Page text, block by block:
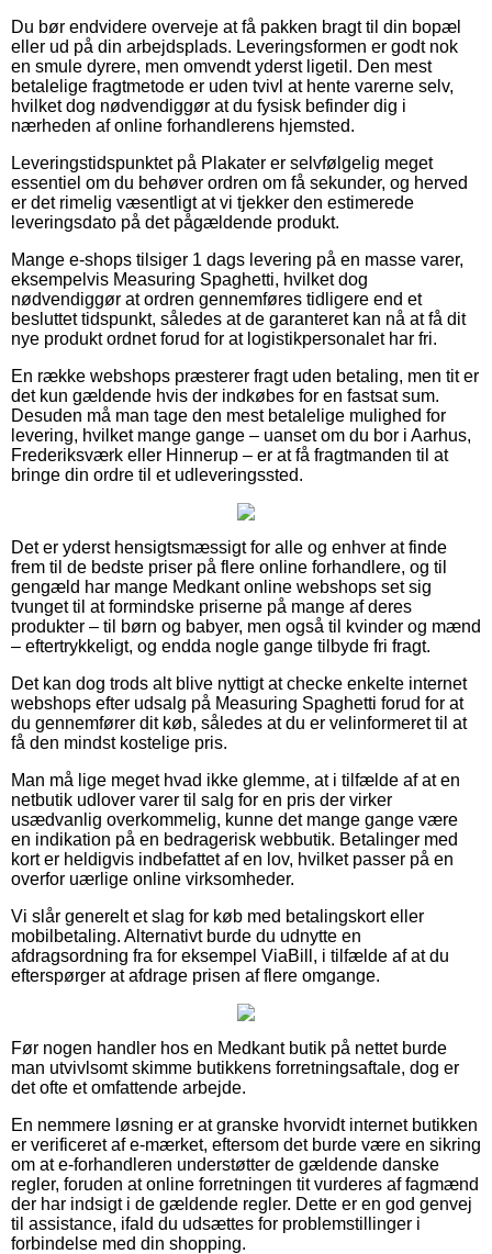
Du bør endvidere overveje at få pakken bragt til din bopæl
eller ud på din arbejdsplads. Leveringsformen er godt nok
en smule dyrere, men omvendt yderst ligetil. Den mest
betalelige fragtmetode er uden tvivl at hente varerne selv,
hvilket dog nødvendiggør at du fysisk befinder dig i
nærheden af online forhandlerens hjemsted.
Leveringstidspunktet på Plakater er selvfølgelig meget
essentiel om du behøver ordren om få sekunder, og herved
er det rimelig væsentligt at vi tjekker den estimerede
leveringsdato på det pågældende produkt.
Mange e-shops tilsiger 1 dags levering på en masse varer,
eksempelvis Measuring Spaghetti, hvilket dog
nødvendiggør at ordren gennemføres tidligere end et
besluttet tidspunkt, således at de garanteret kan nå at få dit
nye produkt ordnet forud for at logistikpersonalet har fri.
En række webshops præsterer fragt uden betaling, men tit er
det kun gældende hvis der indkøbes for en fastsat sum.
Desuden må man tage den mest betalelige mulighed for
levering, hvilket mange gange – uanset om du bor i Aarhus,
Frederiksværk eller Hinnerup – er at få fragtmanden til at
bringe din ordre til et udleveringssted.
Det er yderst hensigtsmæssigt for alle og enhver at finde
frem til de bedste priser på flere online forhandlere, og til
gengæld har mange Medkant online webshops set sig
tvunget til at formindske priserne på mange af deres
produkter – til børn og babyer, men også til kvinder og mænd
– eftertrykkeligt, og endda nogle gange tilbyde fri fragt.
Det kan dog trods alt blive nyttigt at checke enkelte internet
webshops efter udsalg på Measuring Spaghetti forud for at
du gennemfører dit køb, således at du er velinformeret til at
få den mindst kostelige pris.
Man må lige meget hvad ikke glemme, at i tilfælde af at en
netbutik udlover varer til salg for en pris der virker
usædvanlig overkommelig, kunne det mange gange være
en indikation på en bedragerisk webbutik. Betalinger med
kort er heldigvis indbefattet af en lov, hvilket passer på en
overfor uærlige online virksomheder.
Vi slår generelt et slag for køb med betalingskort eller
mobilbetaling. Alternativt burde du udnytte en
afdragsordning fra for eksempel ViaBill, i tilfælde af at du
efterspørger at afdrage prisen af flere omgange.
Før nogen handler hos en Medkant butik på nettet burde
man utvivlsomt skimme butikkens forretningsaftale, dog er
det ofte et omfattende arbejde.
En nemmere løsning er at granske hvorvidt internet butikken
er verificeret af e-mærket, eftersom det burde være en sikring
om at e-forhandleren understøtter de gældende danske
regler, foruden at online forretningen tit vurderes af fagmænd
der har indsigt i de gældende regler. Dette er en god genvej
til assistance, ifald du udsættes for problemstillinger i
forbindelse med din shopping.